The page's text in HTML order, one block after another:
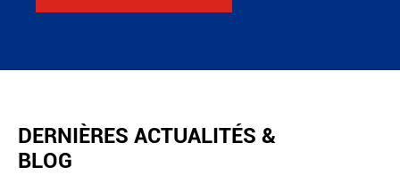
DERNIÈRES ACTUALITÉS &
BLOG